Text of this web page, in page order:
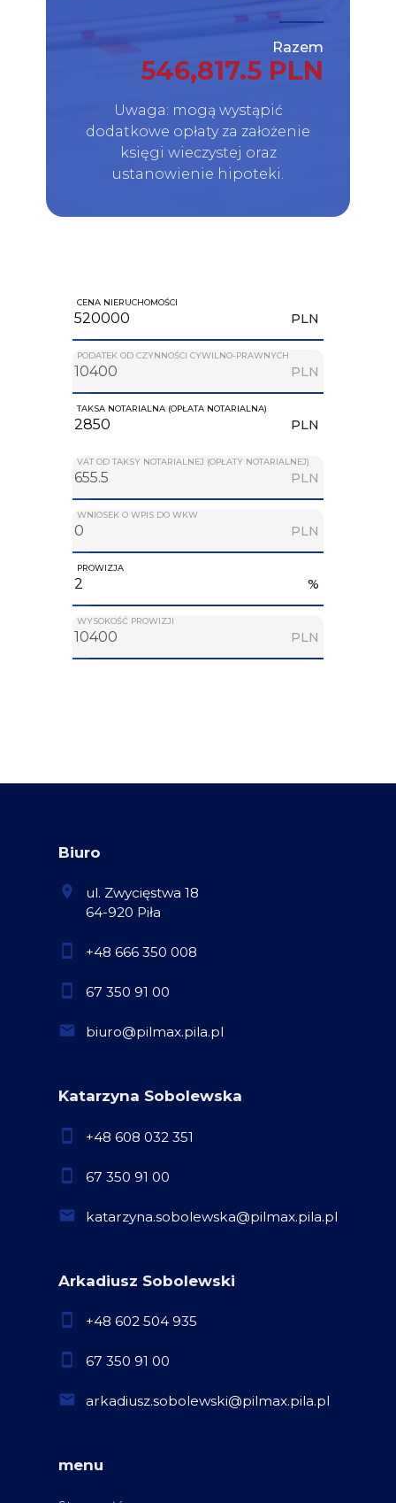
Razem
546,817.5 PLN
Uwaga: mogą wystąpić
dodatkowe opłaty za założenie
księgi wieczystej oraz
ustanowienie hipoteki.
CENA NIERUCHOMOŚCI
PLN
PODATEK OD CZYNNOŚCI CYWILNO-PRAWNYCH
PLN
TAKSA NOTARIALNA (OPŁATA NOTARIALNA)
PLN
VAT OD TAKSY NOTARIALNEJ (OPŁATY NOTARIALNEJ)
PLN
WNIOSEK O WPIS DO WKW
PLN
PROWIZJA
%
WYSOKOŚĆ PROWIZJI
PLN
Biuro
ul. Zwycięstwa 18
64-920 Piła
+48 666 350 008
67 350 91 00
biuro@pilmax.pila.pl
Katarzyna Sobolewska
+48 608 032 351
67 350 91 00
katarzyna.sobolewska@pilmax.pila.pl
Arkadiusz Sobolewski
+48 602 504 935
67 350 91 00
arkadiusz.sobolewski@pilmax.pila.pl
menu